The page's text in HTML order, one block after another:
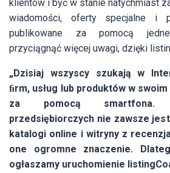
klientów i być w stanie natychmiast
wiadomości, oferty specjalne i
publikowane za pomocą
przyciągnąć więcej uwagi, dzięki
„Dzisiaj wszyscy szukają w
ﬁrm, usług lub produktów w
za pomocą smartfona.
przedsiębiorczych nie zawsze
katalogi online i witryny z
one ogromne znaczenie.
ogłaszamy uruchomienie